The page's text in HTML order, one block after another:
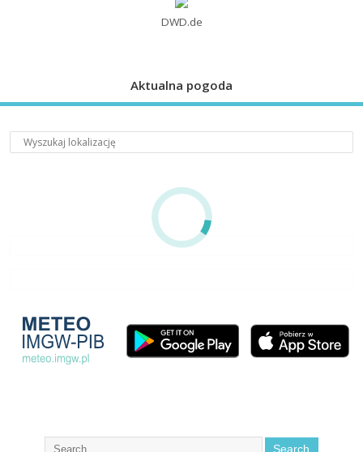
DWD.de
Aktualna pogoda